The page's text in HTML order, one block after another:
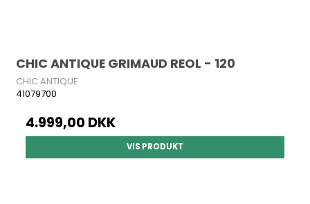
CHIC ANTIQUE GRIMAUD REOL - 120
CHIC ANTIQUE
41079700
4.999,00 DKK
VIS PRODUKT